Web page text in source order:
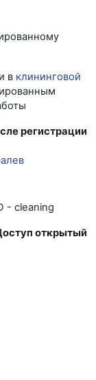
в клининговой
регистрации
- cleaning
открытый